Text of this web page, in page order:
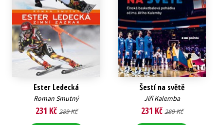
Ester Ledecká
Roman Smutný
231 Kč 289 Kč
Šestí na světě
Jiří Kalemba
231 Kč 289 Kč